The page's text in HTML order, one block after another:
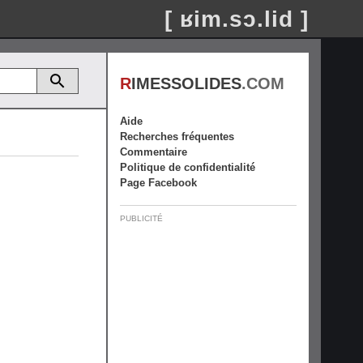
[ ʁim.sɔ.lid ]
RIMESSOLIDES.COM
Aide
Recherches fréquentes
Commentaire
Politique de confidentialité
Page Facebook
PUBLICITÉ